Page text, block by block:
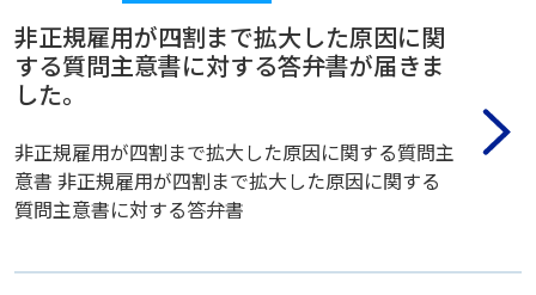
非正規雇用が四割まで拡大した原因に関
する質問主意書に対する答弁書が届きま
した。
非正規雇用が四割まで拡大した原因に関する質問主
意書 非正規雇用が四割まで拡大した原因に関する
質問主意書に対する答弁書